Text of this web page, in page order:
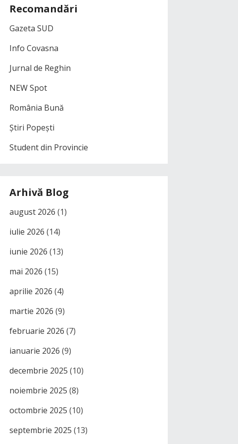
Recomandări
Gazeta SUD
Info Covasna
Jurnal de Reghin
NEW Spot
România Bună
Știri Popești
Student din Provincie
Arhivă Blog
august 2026 (1)
iulie 2026 (14)
iunie 2026 (13)
mai 2026 (15)
aprilie 2026 (4)
martie 2026 (9)
februarie 2026 (7)
ianuarie 2026 (9)
decembrie 2025 (10)
noiembrie 2025 (8)
octombrie 2025 (10)
septembrie 2025 (13)